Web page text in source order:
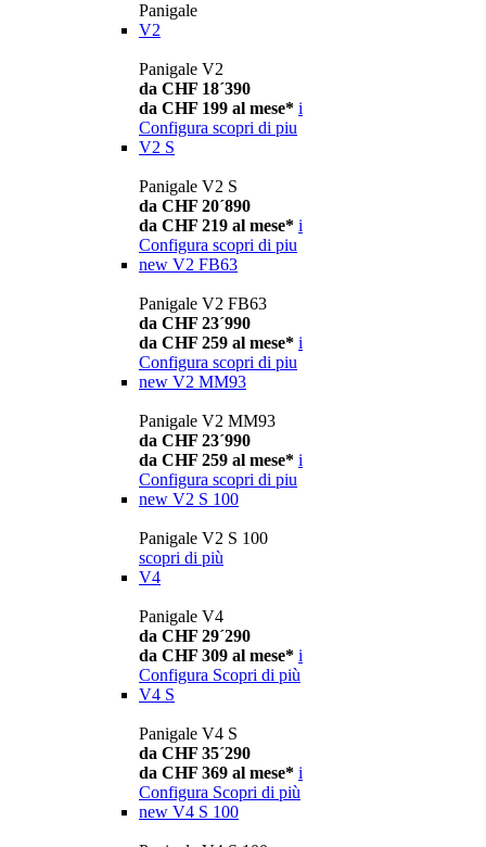
Panigale
V2
Panigale V2
da CHF 18´390
da CHF 199 al mese* i
Configura scopri di piu
V2 S
Panigale V2 S
da CHF 20´890
da CHF 219 al mese* i
Configura scopri di piu
new V2 FB63
Panigale V2 FB63
da CHF 23´990
da CHF 259 al mese* i
Configura scopri di piu
new V2 MM93
Panigale V2 MM93
da CHF 23´990
da CHF 259 al mese* i
Configura scopri di piu
new V2 S 100
Panigale V2 S 100
scopri di più
V4
Panigale V4
da CHF 29´290
da CHF 309 al mese* i
Configura Scopri di più
V4 S
Panigale V4 S
da CHF 35´290
da CHF 369 al mese* i
Configura Scopri di più
new V4 S 100